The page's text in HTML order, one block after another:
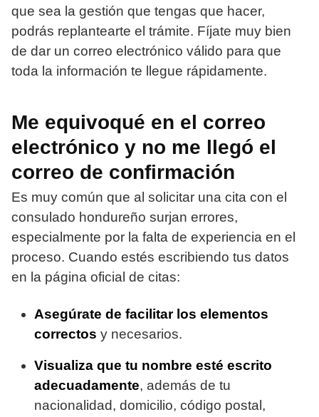
que sea la gestión que tengas que hacer,
podrás replantearte el trámite. Fíjate muy bien
de dar un correo electrónico válido para que
toda la información te llegue rápidamente.
Me equivoqué en el correo
electrónico y no me llegó el
correo de confirmación
Es muy común que al solicitar una cita con el
consulado hondureño surjan errores,
especialmente por la falta de experiencia en el
proceso. Cuando estés escribiendo tus datos
en la página oficial de citas:
Asegúrate de facilitar los elementos
correctos y necesarios.
Visualiza que tu nombre esté escrito
adecuadamente, además de tu
nacionalidad, domicilio, código postal,